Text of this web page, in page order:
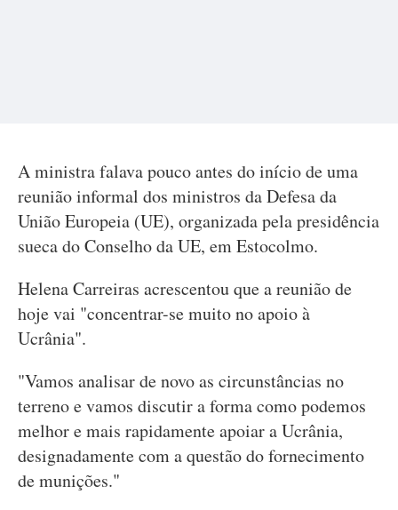
A ministra falava pouco antes do início de uma
reunião informal dos ministros da Defesa da
União Europeia (UE), organizada pela presidência
sueca do Conselho da UE, em Estocolmo.
Helena Carreiras acrescentou que a reunião de
hoje vai "concentrar-se muito no apoio à
Ucrânia".
"Vamos analisar de novo as circunstâncias no
terreno e vamos discutir a forma como podemos
melhor e mais rapidamente apoiar a Ucrânia,
designadamente com a questão do fornecimento
de munições."